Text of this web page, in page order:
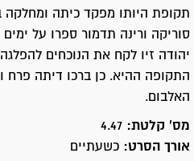
תקופת היותו מפקד כיתה ומחלקה
סוריקה ורינה תדמור ספרו על
יהודה זיו לקח את הנוכחים
התקופה ההיא. כן ברכו דיתה פרח
האלבום.
מס' קלטת:
אורך הסרט: כשעתיים